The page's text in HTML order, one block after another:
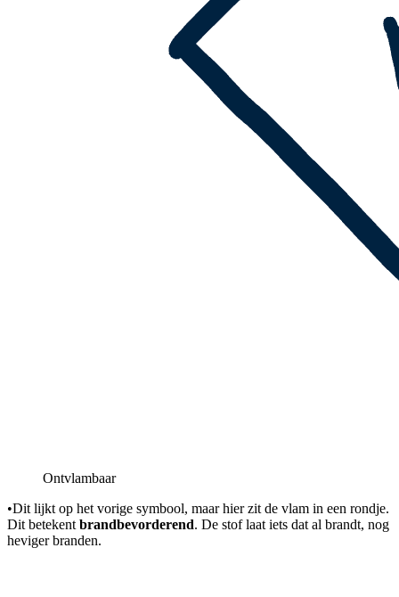
Ontvlambaar
•Dit lijkt op het vorige symbool, maar hier zit de vlam in een rondje.
Dit betekentbrandbevorderend. De stof laat iets dat al brandt, nog
heviger branden.